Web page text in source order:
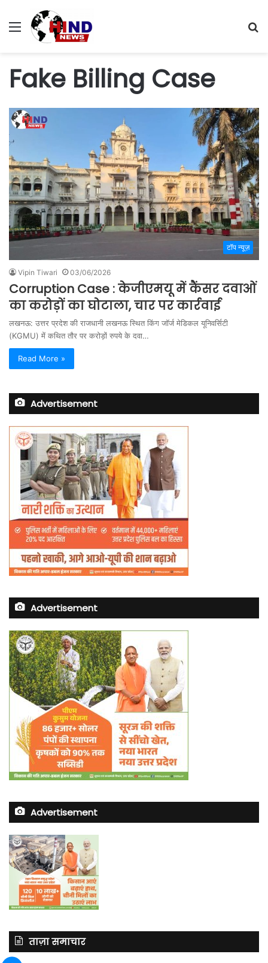
Menu
Fake Billing Case
टॉप न्यूज़
Vipin Tiwari 03/06/2026
Corruption Case : केजीएमयू में कैंसर दवाओं
का करोड़ों का घोटाला, चार पर कार्रवाई
लखनऊ: उत्तर प्रदेश की राजधानी लखनऊ स्थित किंग जॉर्ज मेडिकल यूनिवर्सिटी
(KGMU) में कथित तौर पर करोड़ों रुपये के दवा…
Read More »
Advertisement
Advertisement
Advertisement
ताज़ा समाचार